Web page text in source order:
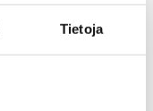
Tietoja